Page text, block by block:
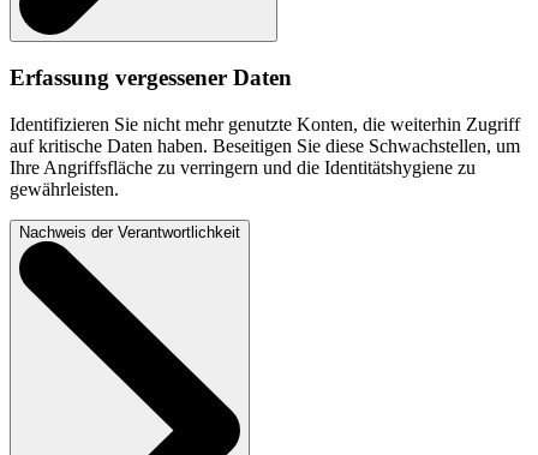
Erfassung vergessener Daten
Identifizieren Sie nicht mehr genutzte Konten, die weiterhin Zugriff
auf kritische Daten haben. Beseitigen Sie diese Schwachstellen, um
Ihre Angriffsfläche zu verringern und die Identitätshygiene zu
gewährleisten.
Nachweis der Verantwortlichkeit